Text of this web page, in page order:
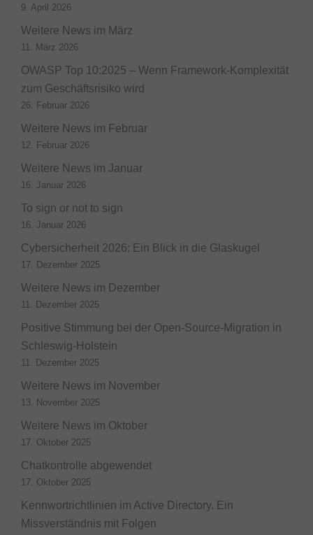
9. April 2026
Weitere News im März
11. März 2026
OWASP Top 10:2025 – Wenn Framework-Komplexität
zum Geschäftsrisiko wird
26. Februar 2026
Weitere News im Februar
12. Februar 2026
Weitere News im Januar
16. Januar 2026
To sign or not to sign
16. Januar 2026
Cybersicherheit 2026: Ein Blick in die Glaskugel
17. Dezember 2025
Weitere News im Dezember
11. Dezember 2025
Positive Stimmung bei der Open-Source-Migration in
Schleswig-Holstein
11. Dezember 2025
Weitere News im November
13. November 2025
Weitere News im Oktober
17. Oktober 2025
Chatkontrolle abgewendet
17. Oktober 2025
Kennwortrichtlinien im Active Directory. Ein
Missverständnis mit Folgen